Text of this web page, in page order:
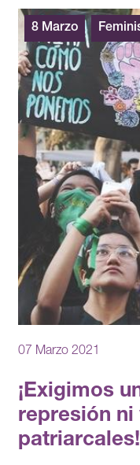
07 Marzo 2021
¡Exigimos
represión
patriarcales!
8 Marzo